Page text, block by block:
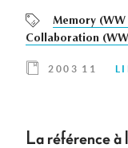
Memory (WW
Collaboration
2003 11
La référence à